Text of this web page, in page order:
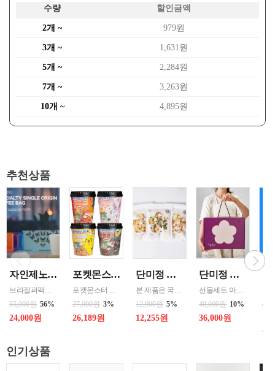
수량 할인금액
2개 ~ 979원
3개 ~ 1,631원
5개 ~ 2,284원
7개 ~ 3,263원
10개 ~ 4,895원
추천상품
자인제노 3종 21입 싱글 로스팅 커피백 13ml 고용량 1케이스 단위 판매
55,000원 56%
24,000원
포켓몬스터 컵떡볶이 115g 4가지맛 8통씩 한박스 발송
27,000원 3%
26,189원
단미정 행복을 담은 떡국떡 500g 파우치 1팩 국산 3종류중 선택 1
12,900원 5%
12,255원
단미정 국산 떡 6종 총 10개 개별포장 * 2세트
선물세트 아이스 냉동포장지원
40,000원 10%
36,000원
인기상품